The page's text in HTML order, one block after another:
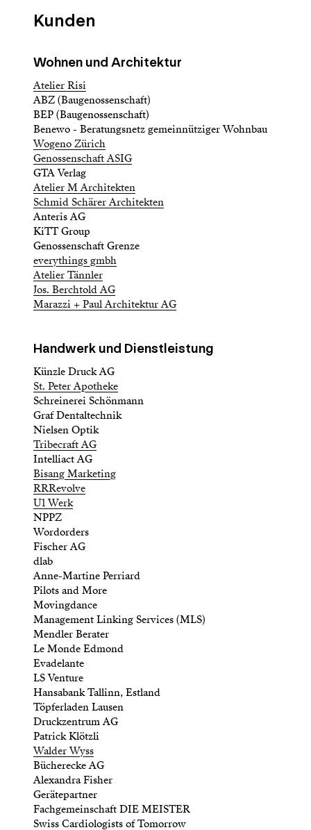
Kunden
Wohnen und Architektur
Atelier Risi
ABZ (Baugenossenschaft)
BEP (Baugenossenschaft)
Benewo - Beratungsnetz gemeinnütziger Wohnbau
Wogeno Zürich
Genossenschaft ASIG
GTA Verlag
Atelier M Architekten
Schmid Schärer Architekten
Anteris AG
KiTT Group
Genossenschaft Grenze
everythings gmbh
Atelier Tännler
Jos. Berchtold AG
Marazzi + Paul Architektur AG
Handwerk und Dienstleistung
Künzle Druck AG
St. Peter Apotheke
Schreinerei Schönmann
Graf Dentaltechnik
Nielsen Optik
Tribecraft AG
Intelliact AG
Bisang Marketing
RRRevolve
U1 Werk
NPPZ
Wordorders
Fischer AG
dlab
Anne-Martine Perriard
Pilots and More
Movingdance
Management Linking Services (MLS)
Mendler Berater
Le Monde Edmond
Evadelante
LS Venture
Hansabank Tallinn, Estland
Töpferladen Lausen
Druckzentrum AG
Patrick Klötzli
Walder Wyss
Bücherecke AG
Alexandra Fisher
Gerätepartner
Fachgemeinschaft DIE MEISTER
Swiss Cardiologists of Tomorrow